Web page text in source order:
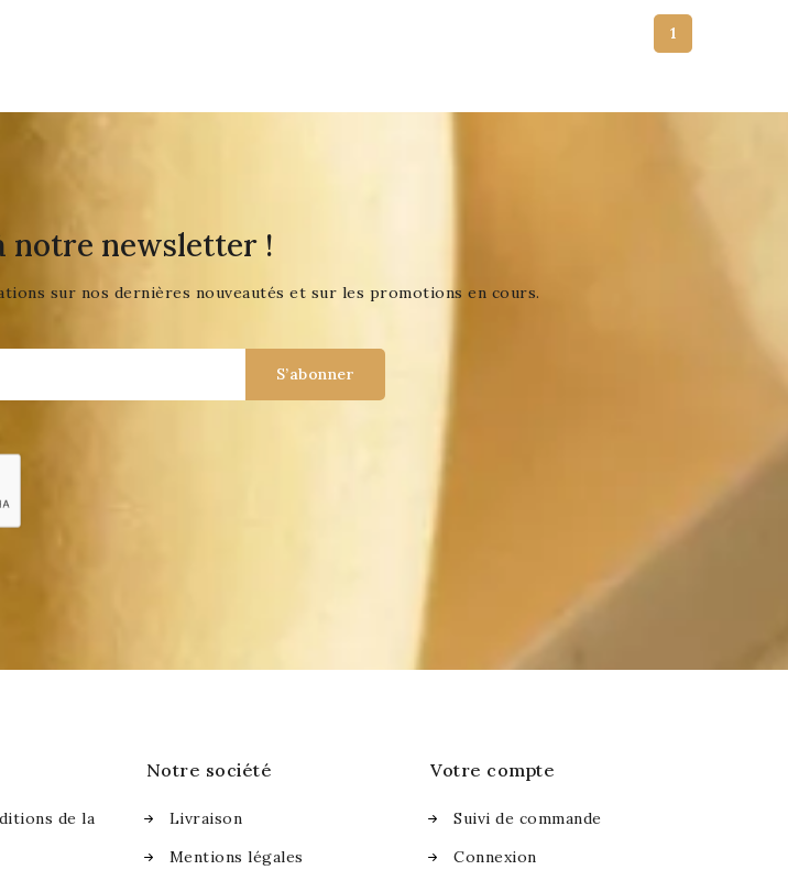
1
notre newsletter !
sur nos dernières nouveautés et sur les promotions en cours.
de la
Notre société
Livraison
Mentions légales
Votre compte
Suivi de commande
Connexion